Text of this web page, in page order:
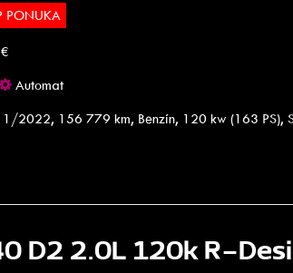
PONUKA
€
Automat
2022, 156 779 km, Benzín, 120 kw (163 PS),
D2 2.0L 120k R-